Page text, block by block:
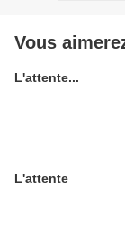
Vous
L'attente...
L'attente